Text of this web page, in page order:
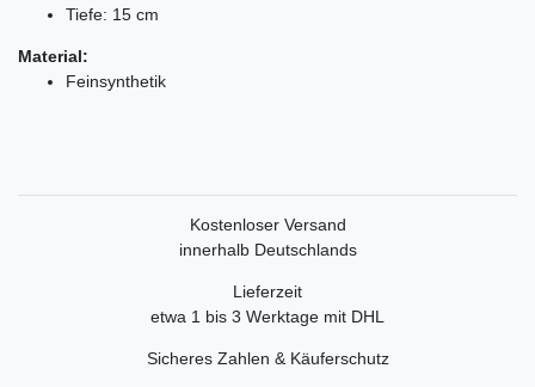
Tiefe: 15 cm
Material:
Feinsynthetik
Kostenloser Versand
innerhalb Deutschlands
Lieferzeit
etwa 1 bis 3 Werktage mit DHL
Sicheres Zahlen & Käuferschutz